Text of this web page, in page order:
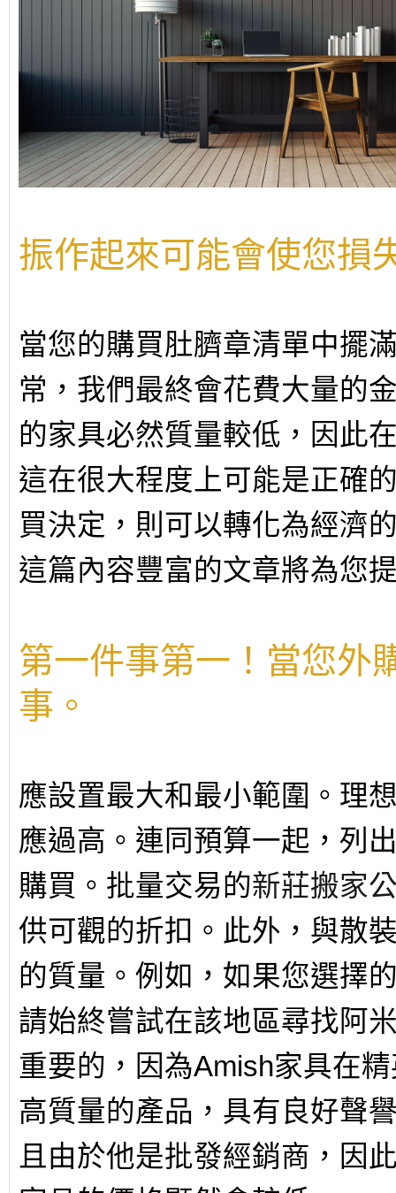
振作起來可能會使您損
當您的購買肚臍章清單中擺
常，我們最終會花費大量的
的家具必然質量較低，因此
這在很大程度上可能是正確
買決定，則可以轉化為經濟
這篇內容豐富的文章將為您
第一件事第一！當您外
事。
應設置最大和最小範圍。理
應過高。連同預算一起，列
購買。批量交易的新莊搬家
供可觀的折扣。此外，與散
的質量。例如，如果您選擇
請始終嘗試在該地區尋找阿
重要的，因為Amish家具在
高質量的產品，具有良好聲
且由於他是批發經銷商，因